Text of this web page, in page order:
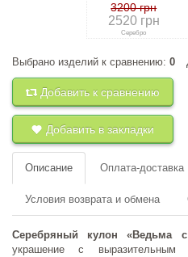
3200 грн
2520 грн
Серебро
+к сравнению
Выбрано изделий к сравнению: 0
Добавить к сравнению
Добавить в закладки
Описание Оплата-доставка
Условия возврата и обмена
Серебряный кулон «Ведьма
украшение с выразительным